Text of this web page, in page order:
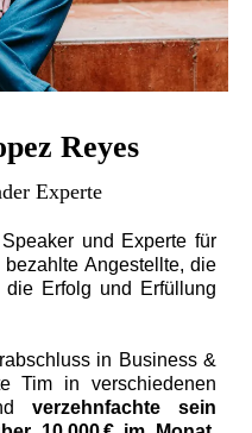
Reyes
Experte
und Experte für
Angestellte, die
Erfolg und Erfüllung
in Business &
Tim in verschiedenen
verzehnfachte sein